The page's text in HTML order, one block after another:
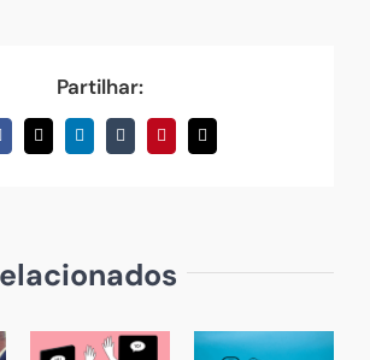
Partilhar:
X LinkedInTumblrPinterestEmail
(necessário